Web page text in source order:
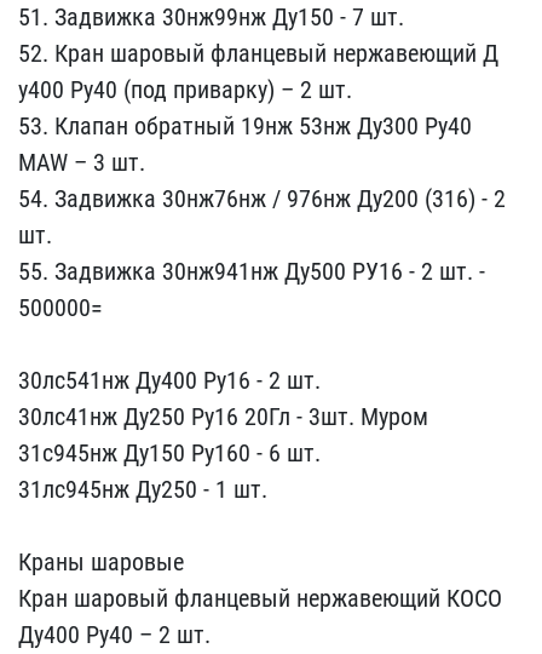
51. ​Задвижка 30нж99нж Ду150 ​- 7 шт.
52. Кран шаровый​ фланцевый нержавеющий Д​
у400 Ру40 (под приварку)​ – 2 шт.
53. Клапан обра​тный 19нж 53нж Ду300 Ру4​0
MAW – 3 шт.
54. Задвиж​ка 30нж76нж / 976нж Ду20​0 (316) - 2
шт.
55. Задв​ижка 30нж941нж Ду500 РУ1​6 - 2 шт. -
500000=
30л​с541нж Ду400 Ру16 - 2 шт​.
30лс41нж Ду250 Ру16 20​Гл - 3шт. Муром
31с945нж​ Ду150 Ру160 - 6 шт.
31л​с945нж Ду250 - 1 шт.
Кр​аны шаровые
Кран шаровый​ фланцевый нержавеющий К​ОСО
Ду400 Ру40 – 2 шт.